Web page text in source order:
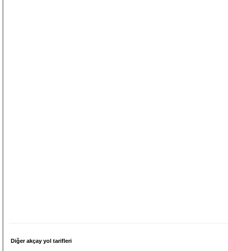
Diğer akçay yol tarifleri